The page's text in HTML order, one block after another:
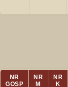
NR
GOSP
NR
M
NR
K